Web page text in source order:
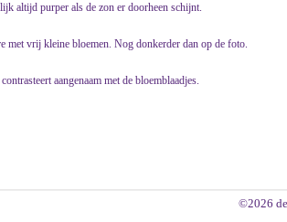
altijd purper als de zon er doorheen schijnt.
met vrij kleine bloemen. Nog donkerder dan op de foto.
aangenaam met de bloemblaadjes.
©2026